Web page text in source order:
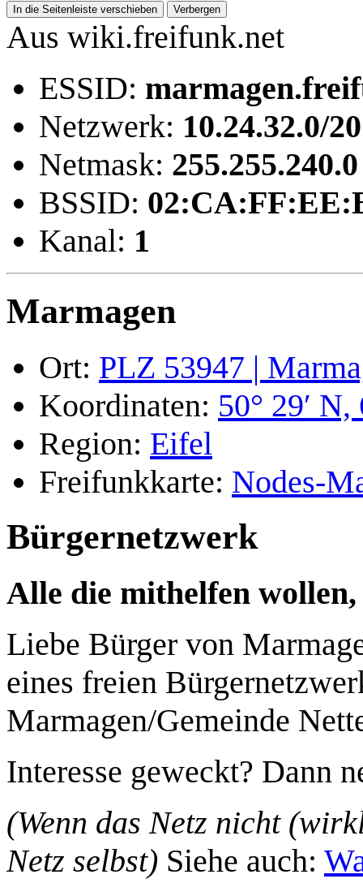
In die Seitenleiste verschieben Verbergen
Aus wiki.freifunk.net
ESSID:
Netzwerk: 10.24.32.0/20
Netmask: 255.255.240.0
BSSID:
Kanal: 1
Marmagen
Ort: PLZ 53947 |
Koordinaten: 50° 29′ N,
Region: Eifel
Freifunkkarte: Nodes-
Bürgernetzwerk
Alle die mithelfen
Liebe Bürger von
eines freien
Marmagen/Gemeinde
Interesse geweckt? Dann
(Wenn das Netz nicht
Netz selbst) Siehe auch: